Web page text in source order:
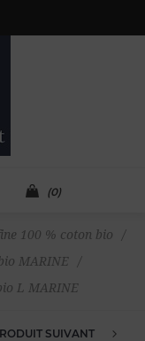
(0)
100 % coton bio
/
MARINE
/
L MARINE
SUIVANT